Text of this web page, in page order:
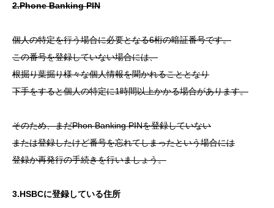
2.Phone Banking PIN
個人の特定を行う場合に必要となる6桁の暗証番号です。
この番号を登録していない場合には、
根掘り葉掘り様々な個人情報を聞かれることとなり
下手をすると個人の特定に1時間以上かかる場合があります。
そのため、まだPhon Banking PINを登録していない
または登録したけど番号を忘れてしまったという場合には
登録か再発行の手続きを行いましょう。
3.HSBCに登録している住所